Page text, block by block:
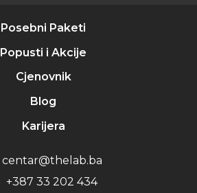
Posebni Paketi
Popusti i Akcije
Cjenovnik
Blog
Karijera
centar@thelab.ba
+387 33 202 434